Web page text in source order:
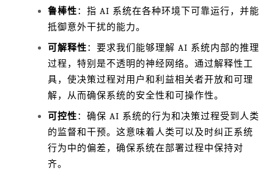
鲁棒性：指 AI 系统在各种环境下可靠运行，并能
抵御意外干扰的能力。
可解释性：要求我们能够理解 AI 系统内部的推理
过程，特别是不透明的神经网络。通过解释性工
具，使决策过程对用户和利益相关者开放和可理
解，从而确保系统的安全性和可操作性。
可控性：确保 AI 系统的行为和决策过程受到人类
的监督和干预。这意味着人类可以及时纠正系统
行为中的偏差，确保系统在部署过程中保持对
齐。